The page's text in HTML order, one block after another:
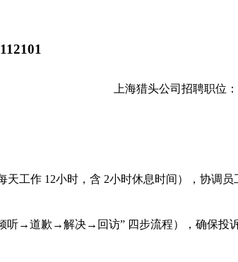
上海猎头公司招聘职位
工作 12小时，含 2小时休息时间），协调员
听→道歉→解决→回访” 四步流程），确保投诉